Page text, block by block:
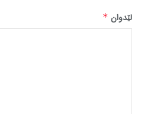
لێدوان*